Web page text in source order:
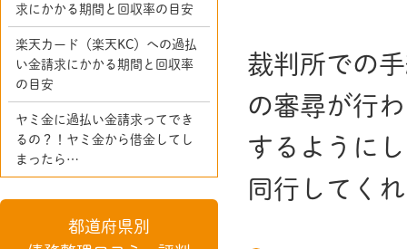
裁判所での
の審尋が行
するように
同行してく
求にかかる期間と回収率の目安
楽天カード（楽天KC）への過払
い金請求にかかる期間と回収率
の目安
ヤミ金に過払い金請求ってでき
るの？！ヤミ金から借金してし
まったら…
都道府県別